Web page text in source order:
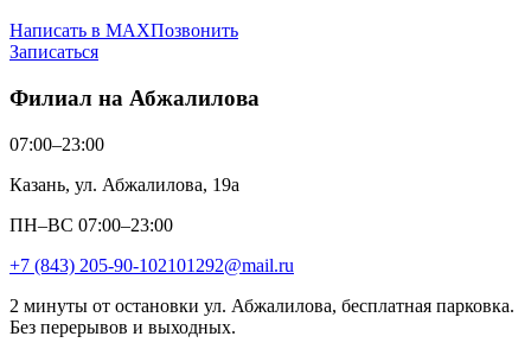
Написать в MAXПозвонить
Записаться
Филиал на Абжалилова
07:00–23:00
Казань, ул. Абжалилова, 19а
ПН–ВС 07:00–23:00
+7 (843) 205-90-102101292@mail.ru
2 минуты от остановки ул. Абжалилова, бесплатная парковка.
Без перерывов и выходных.